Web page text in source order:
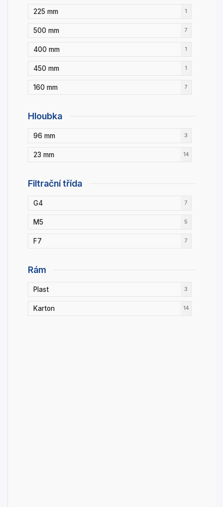
225 mm 1
500 mm 7
400 mm 1
450 mm 1
160 mm 7
Hloubka
96 mm 3
23 mm 14
Filtrační třída
G4 7
M5 5
F7 7
Rám
Plast 3
Karton 14